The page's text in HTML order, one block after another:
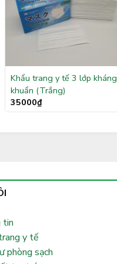
Khẩu trang y tế 3 lớp kháng
khuẩn (Trắng)
35000₫
tin
y tế
phòng sạch